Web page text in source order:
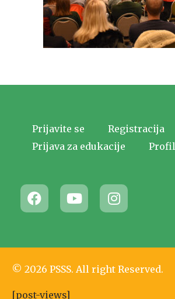
Prijavite se
Registracija
Prijava za edukacije
Profil
© 2026 PSSS. All right Reserved.
[post-views]